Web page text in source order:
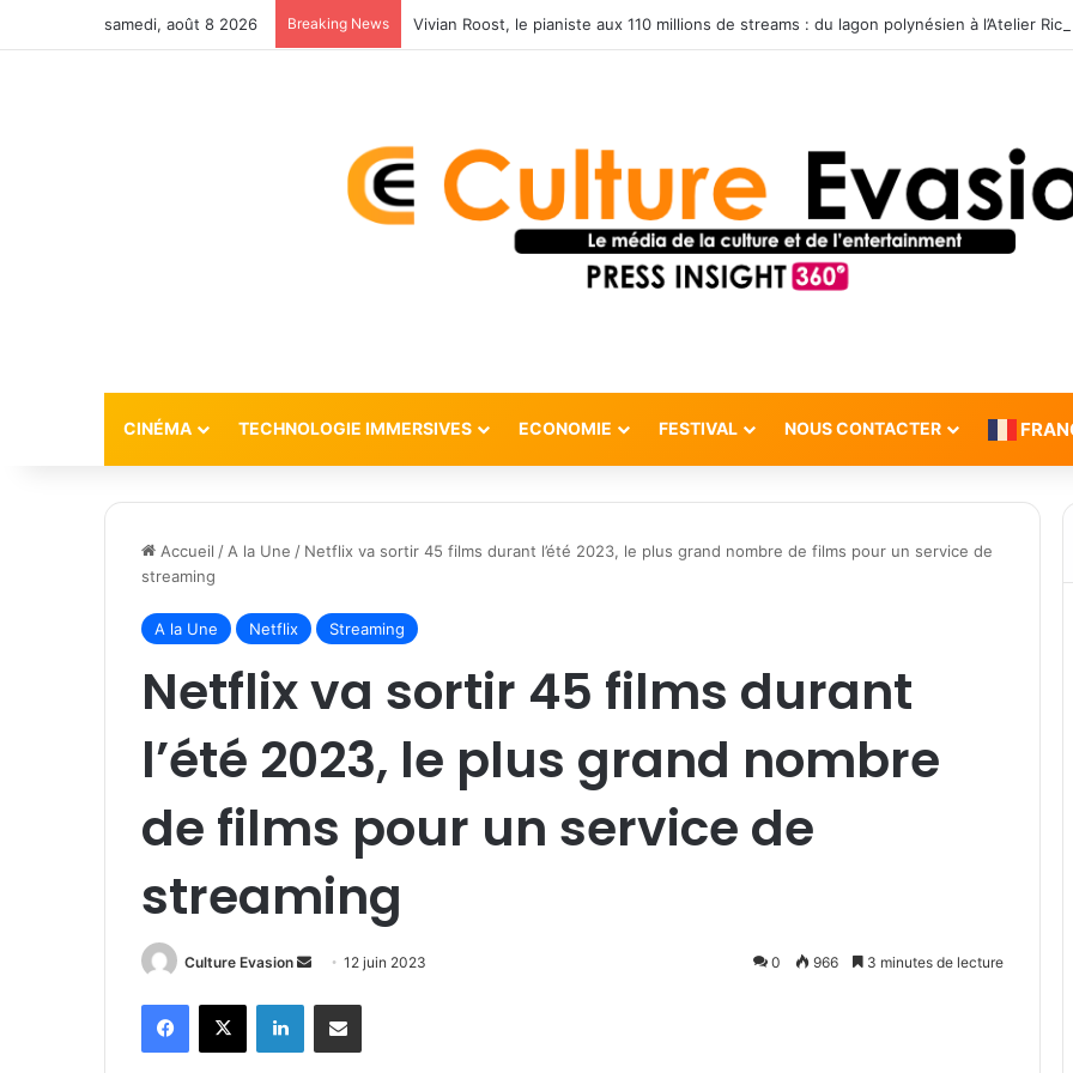
samedi, août 8 2026 Breaking News
CINÉMA TECHNOLOGIE IMMERSIVES ECONOMIE FESTIVAL NOUS CONTACTER
Accueil / A la Une / Netflix va sortir 45 films durant l’été 2023, le plus grand nombre de films pour un service de
streaming
A la Une Netflix Streaming
Netflix va sortir 45 films durant
l’été 2023, le plus grand nombre
de films pour un service de
streaming
Culture Evasion
o
12 juin 2023 0 966 3 minutes de lecture